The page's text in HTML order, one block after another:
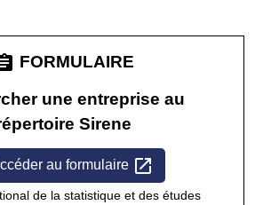
FORMULAIRE
une entreprise au
Sirene
au formulaire open_in_new
de la statistique et des études